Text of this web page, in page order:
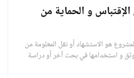
و الحماية من
هو الاستشهاد أو نقل المعلومة من
و استخدامها في بحث آخر أو دراسة